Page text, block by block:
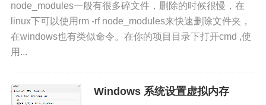
node_modules一般有很多碎文件，删除的时候很慢，在
linux下可以使用rm -rf node_modules来快速删除文件夹，
在windows也有类似命令。在你的项目目录下打开cmd ,使
用...
Windows 系统设置虚拟内存